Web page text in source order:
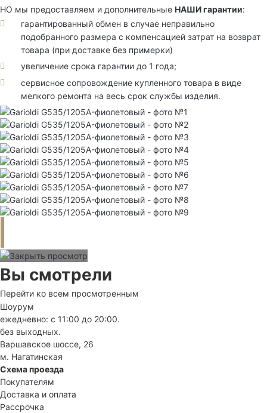
НО мы предоставляем и дополнительные НАШИ гарантии:
гарантированный обмен в случае неправильно
подобранного размера с компенсацией затрат на возврат
товара (при доставке без примерки)
увеличение срока гарантии до 1 года;
сервисное сопровождение купленного товара в виде
мелкого ремонта на весь срок службы изделия.
Вы смотрели
Перейти ко всем просмотренным
Шоурум
ежедневно: с 11:00 до 20:00.
без выходных.
Варшавское шоссе, 26
м. Нагатинская
Схема проезда
Покупателям
Доставка и оплата
Рассрочка